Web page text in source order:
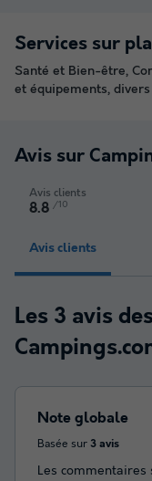
Services sur
Santé et Bien-être,
et équipements, divers
Avis sur
Avis clients
8.8 /10
Avis clients
Les 3 avis
Note globale
Basée sur 3 avis
Les